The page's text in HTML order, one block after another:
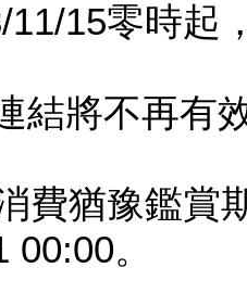
11/15零時起
結將不再有
費猶豫鑑賞
。